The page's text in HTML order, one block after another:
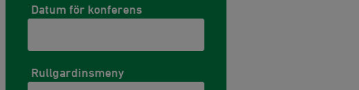
Datum för konferens
Rullgardinsmeny